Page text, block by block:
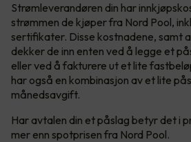
Strømleverandøren din har
strømmen de kjøper fra Nord Pool,
sertifikater. Disse kostnadene, samt
dekker de inn enten ved å legge et
eller ved å fakturere ut et lite
har også en kombinasjon av et lite
månedsavgift.
Har avtalen din et påslag betyr det i
mer enn spotprisen fra Nord Pool.